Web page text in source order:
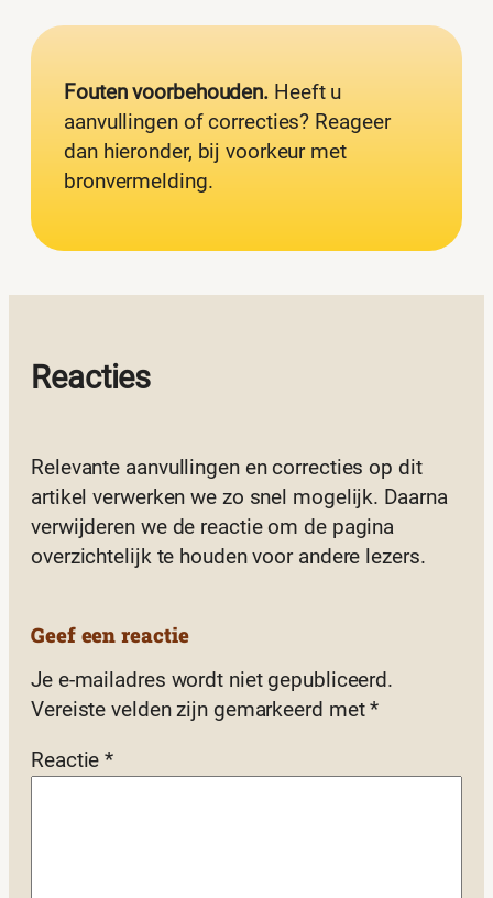
Fouten voorbehouden. Heeft u
aanvullingen of correcties? Reageer
dan hieronder, bij voorkeur met
bronvermelding.
Reacties
Relevante aanvullingen en correcties op dit
artikel verwerken we zo snel mogelijk. Daarna
verwijderen we de reactie om de pagina
overzichtelijk te houden voor andere lezers.
Geef een reactie
Je e-mailadres wordt niet gepubliceerd.
Vereiste velden zijn gemarkeerd met*
Reactie*